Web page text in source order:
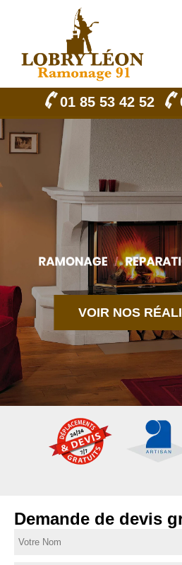
01 85 53 42 52
VOIR NOS
Demande de devis